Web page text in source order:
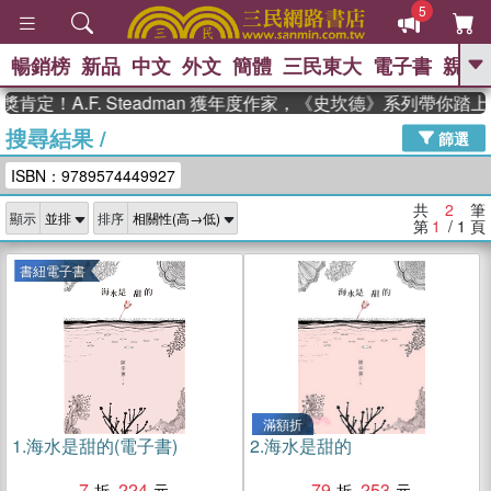
5
GO
高希均教授回憶錄
、 The Odyssey 、 父親節 、 如果歷
獎 臺灣漫遊錄 、 方念華 、 台灣的李
登輝時代
數學女孩：黎曼猜想 、
偉大的迷走神經
暢銷榜 新品 中文 外文 簡體 三民東大 電子書 親子
肯定！A.F. Steadman 獲年度作家，《史坎德》系列帶你踏上
搜尋結果/
篩選
ISBN：9789574449927
顯示 排序 共 2 筆
第 1 / 1 頁
書紐電子書
1.海水是甜的(電子書)
滿額折
2.海水是甜的